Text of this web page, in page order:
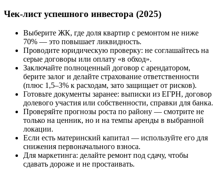
Чек-лист успешного инвестора (2025)
Выберите ЖК, где доля квартир с ремонтом не ниже
70% — это повышает ликвидность.
Проводите юридическую проверку: не соглашайтесь на
серые договоры или оплату «в обход».
Заключайте полноценный договор с арендатором,
берите залог и делайте страхование ответственности
(плюс 1,5–3% к расходам, зато защищает от рисков).
Готовьте документы заранее: выписки из ЕГРН, договор
долевого участия или собственности, справки для банка.
Проверяйте прогнозы роста по району — смотрите не
только на ценник, но и на темпы аренды в выбранной
локации.
Если есть материнский капитал — используйте его для
снижения первоначального взноса.
Для маркетинга: делайте ремонт под сдачу, чтобы
сдавать дороже и не простаивать.